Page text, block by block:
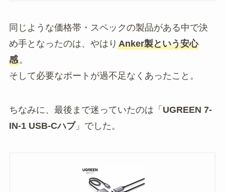
同じような価格帯・スペックの製品がある中で決
め手となったのは、やはり Anker製という安心
感。
そして必要なポートが過不足なくあったこと。
ちなみに、最後まで迷っていたのは「 UGREEN 7-
IN-1 USB-Cハブ」でした。